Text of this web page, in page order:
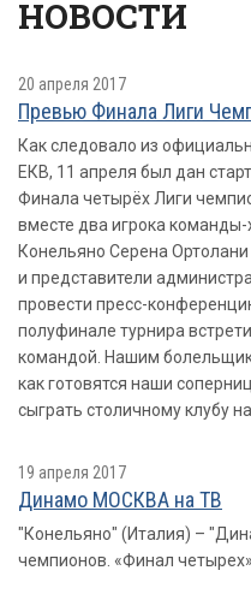
НОВОСТИ
20 апреля 2017
Превью Финала Лиги
Как следовало из
ЕКВ, 11 апреля был дан
Финала четырёх Лиги
вместе два игрока
Конельяно Серена
и представители
провести пресс-
полуфинале турнира
командой. Нашим
как готовятся наши
сыграть столичному клубу
19 апреля 2017
Динамо МОСКВА на ТВ
"Конельяно" (Италия) –
чемпионов. «Финал